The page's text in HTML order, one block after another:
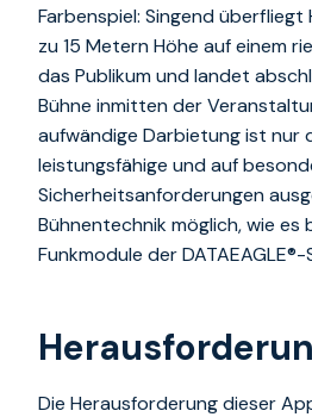
Farbenspiel: Singend überfliegt
zu 15 Metern Höhe auf einem
das Publikum und landet
Bühne inmitten der
aufwändige Darbietung ist nur
leistungsfähige und auf
Sicherheitsanforderungen
Bühnentechnik möglich, wie es
Funkmodule der
Die Herausforderung dieser